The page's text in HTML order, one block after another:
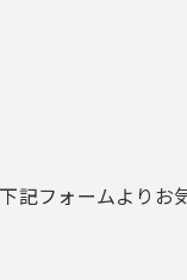
記フォームよりお